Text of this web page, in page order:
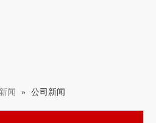
新闻 » 公司新闻